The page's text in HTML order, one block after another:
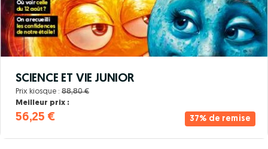
37% de remise
SCIENCE ET VIE JUNIOR
Prix kiosque : 88,80 €
Meilleur prix :
56,25 €